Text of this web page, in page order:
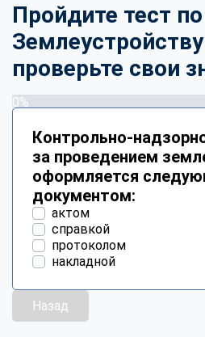
Пройдите тест по
проверьте свои
0%
Контрольно-
за проведением
оформляется
документом:
актом
справкой
протоколом
накладной
Назад